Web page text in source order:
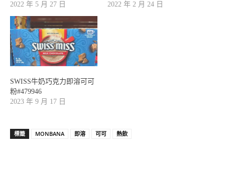
2022 年 5 月 27 日
2022 年 2 月 24 日
SWISS牛奶巧克力即溶可可
粉#479946
2023 年 9 月 17 日
標籤 MONBANA 即溶 可可 熱飲